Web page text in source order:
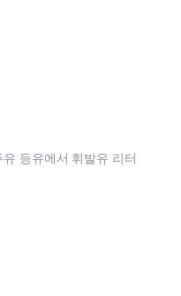
등유에서 휘발유 리터